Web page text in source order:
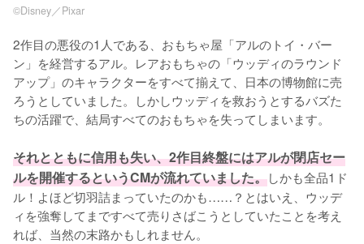
©Disney／Pixar
2作目の悪役の1人である、おもちゃ屋「アルのトイ・バー
ン」を経営するアル。レアおもちゃの「ウッディのラウンド
アップ」のキャラクターをすべて揃えて、日本の博物館に売
ろうとしていました。しかしウッディを救おうとするバズた
ちの活躍で、結局すべてのおもちゃを失ってしまいます。
それとともに信用も失い、2作目終盤にはアルが閉店セー
ルを開催するというCMが流れていました。しかも全品1ド
ル！よほど切羽詰まっていたのかも……？とはいえ、ウッデ
ィを強奪してまですべて売りさばこうとしていたことを考え
れば、当然の末路かもしれません。